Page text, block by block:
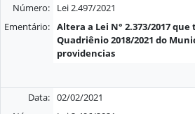
Número:
Lei 2.497/2021
Ementário: Altera a Lei N° 2.373/2017
Quadriênio 2018/2021 do
providencias
Data: 02/02/2021